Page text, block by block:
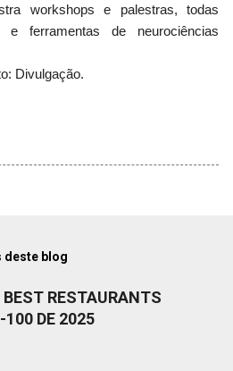
workshops e palestras, todas
e ferramentas de neurociências
Divulgação.
deste blog
RESTAURANTS
100 DE 2025